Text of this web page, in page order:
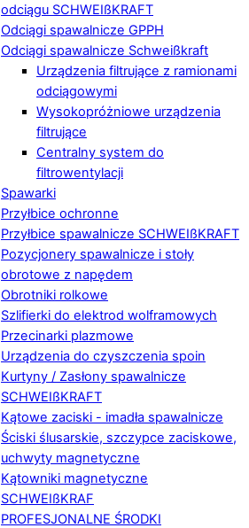
odciągu SCHWEIßKRAFT
Odciągi spawalnicze GPPH
Odciągi spawalnicze Schweißkraft
Urządzenia filtrujące z ramionami
odciągowymi
Wysokopróżniowe urządzenia
filtrujące
Centralny system do
filtrowentylacji
Spawarki
Przyłbice ochronne
Przyłbice spawalnicze SCHWEIßKRAFT
Pozycjonery spawalnicze i stoły
obrotowe z napędem
Obrotniki rolkowe
Szlifierki do elektrod wolframowych
Przecinarki plazmowe
Urządzenia do czyszczenia spoin
Kurtyny / Zasłony spawalnicze
SCHWEIßKRAFT
Kątowe zaciski - imadła spawalnicze
Ściski ślusarskie, szczypce zaciskowe,
uchwyty magnetyczne
Kątowniki magnetyczne
SCHWEIßKRAF
PROFESJONALNE ŚRODKI